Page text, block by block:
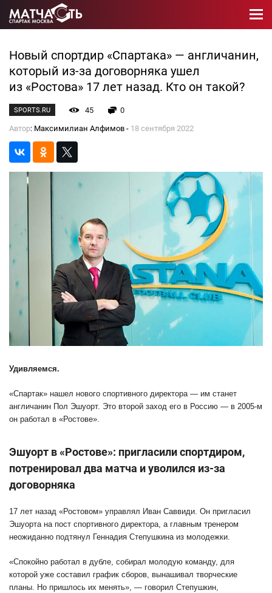
Новый спортдир «Спартака» — англичанин,
который из-за договорняка ушел
из «Ростова» 17 лет назад. Кто он такой?
SPORTS.RU 45
0
Автор: Максимилиан Алфимов - 18 сентября 2022
Удивляемся.
«Спартак» нашел нового спортивного директора — им станет
англичанин Пол Эшуорт. Это второй заход его в Россию — в 2005-м
он работал в «Ростове».
Эшуорт в «Ростове»: пригласили спортдиром,
потренировал два матча и уволился из-за
договорняка
17 лет назад «Ростовом» управлял Иван Саввиди. Он пригласил
Эшуорта на пост спортивного директора, а главным тренером
неожиданно подтянул Геннадия Степушкина из молодежки.
«Спокойно работал в дубле, собирал молодую команду, для
которой уже составил график сборов, вынашивал творческие
планы. Но пришлось их менять», — говорил Степушкин,